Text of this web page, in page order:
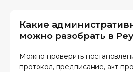
Какие
можно разобрать в
Можно проверить
протокол, предписание, акт